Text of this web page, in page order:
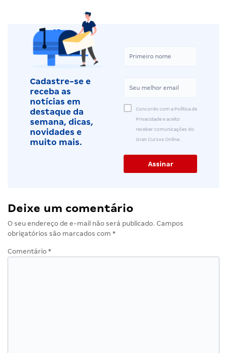
Cadastre-se e
receba as
notícias em
destaque da
semana, dicas,
novidades e
muito mais.
Concordo com a Política de
Privacidade e aceito
receber comunicações do
Gran Cursos Online.
Deixe um comentário
O seu endereço de e-mail não será publicado. Campos
obrigatórios são marcados com *
Comentário *